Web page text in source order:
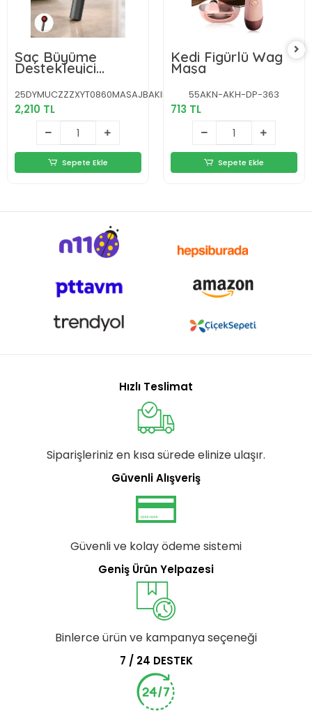
Saç Büyüme
Destekleyici
Elektrikli Masaj
Tarak Yağ
Aplikatörlü Yeni
Nesil
25DYMUCZZZXYT0860MASAJBAKIMTARAĞIGRİ-6
2,210 TL
Sepete Ekle
Kedi Figürlü Wag
Maşa
55AKN-AKH-DP-363
713 TL
Sepete Ekle
Hızlı Teslimat
Siparişleriniz en kısa sürede elinize ulaşır.
Güvenli Alışveriş
Güvenli ve kolay ödeme sistemi
Geniş Ürün Yelpazesi
Binlerce ürün ve kampanya seçeneği
7 / 24 DESTEK